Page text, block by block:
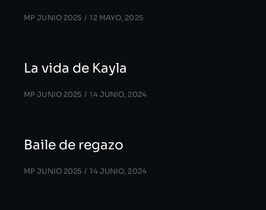
MP JUNIO 2025 12 MAYO, 2025
La vida de Kayla
MP JUNIO 2025 14 JUNIO, 2024
Baile de regazo
MP JUNIO 2025 14 JUNIO, 2024